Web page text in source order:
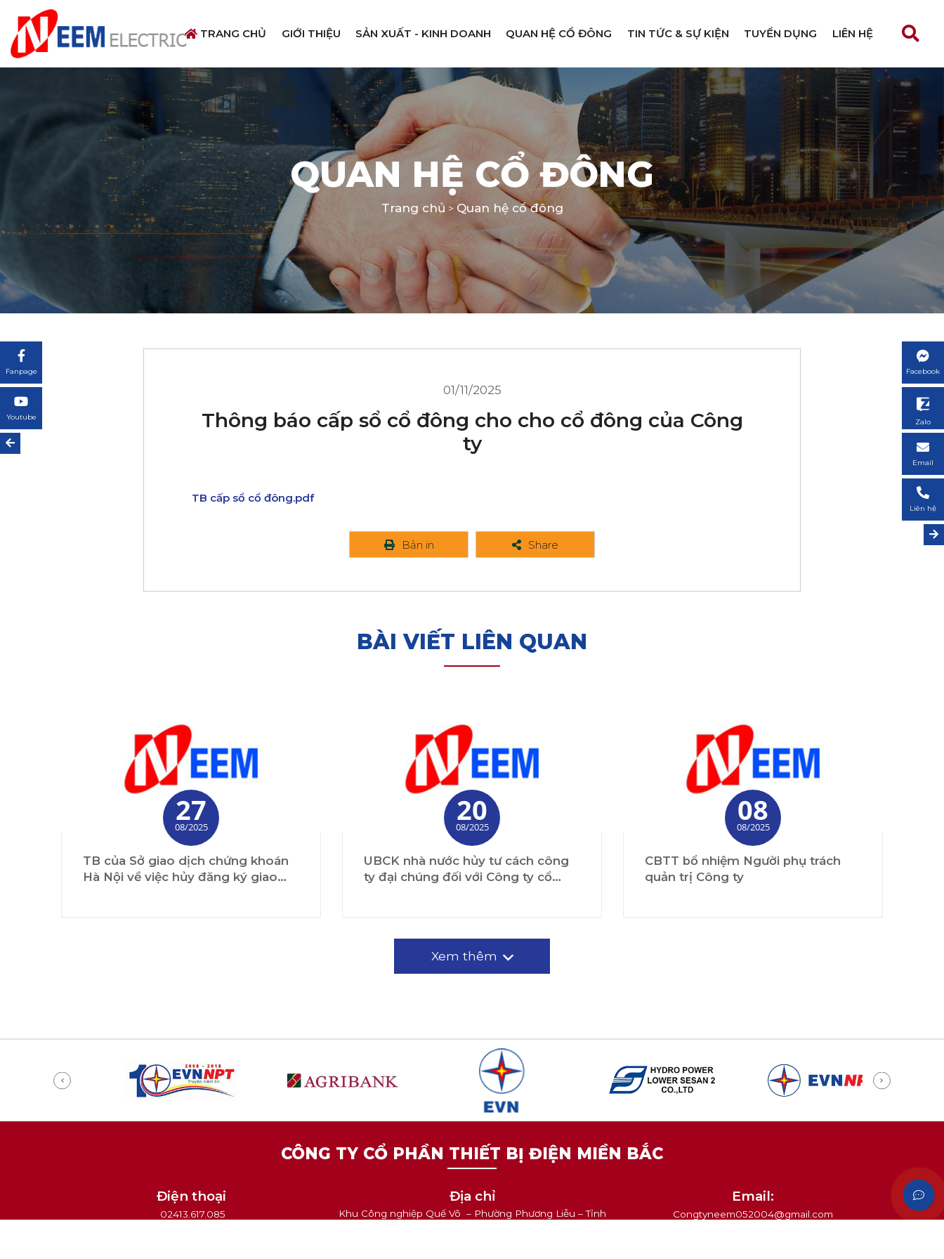
TRANG CHỦ GIỚI THIỆU SẢN XUẤT - KINH DOANH QUAN HỆ CỔ ĐÔNG TIN TỨC & SỰ KIỆN TUYỂN DỤNG LIÊN HỆ
QUAN HỆ CỔ ĐÔNG
Trang chủ > Quan hệ cổ đông
01/11/2025
Thông báo cấp sổ cổ đông cho cho cổ đông của Công
ty
TB cấp sổ cổ đông.pdf
Bản in Share
BÀI VIẾT LIÊN QUAN
27
08/2025
TB của Sở giao dịch chứng khoán
Hà Nội về việc hủy đăng ký giao
20
08/2025
UBCK nhà nước hủy tư cách công
ty đại chúng đối với Công ty cổ
08
08/2025
CBTT bổ nhiệm Người phụ trách
quản trị Công ty
Xem thêm
CÔNG TY CỔ PHẦN THIẾT BỊ ĐIỆN MIỀN BẮC
Điện thoại
02413.617.085
Địa chỉ
Khu Công nghiệp Quế Võ – Phường Phương Liễu – Tỉnh
Email:
Congtyneem052004@gmail.com
Facebook
Zalo
Email
Liên hệ
Fanpage
Youtube